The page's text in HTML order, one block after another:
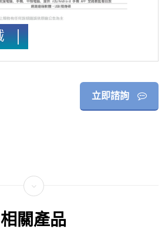
立即諮詢
相關產品